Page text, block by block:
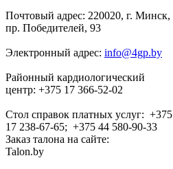
Почтовый адрес: 220020, г. Минск,
пр. Победителей, 93
Электронный адрес: info@4gp.by
Районный кардиологический
центр: +375 17 366-52-02
Стол справок платных услуг: +375
17 238-67-65; +375 44 580-90-33
Заказ талона на сайте:
Talon.by